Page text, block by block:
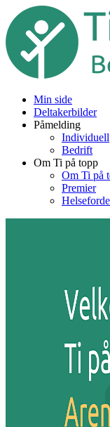
Min side
Deltakerbilder
Påmelding
Individuell
Bedrift
Om Ti på topp
Om Ti på
Premier